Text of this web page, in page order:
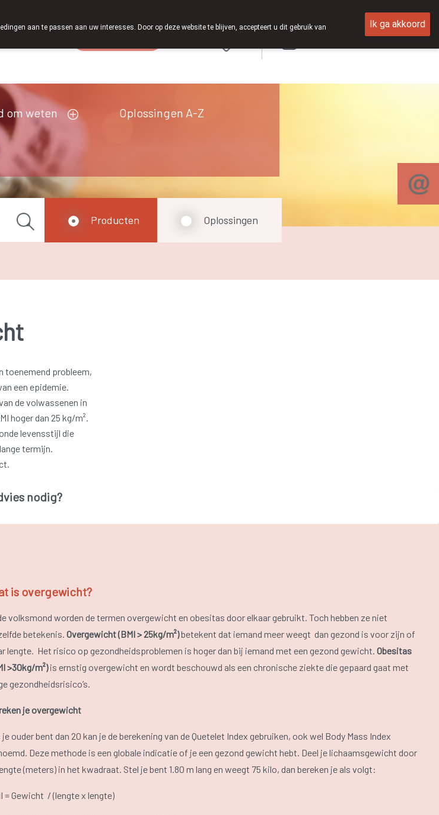
om weten Oplossingen A-Z
Producten Oplossingen
toenemend probleem,
een epidemie.
de volwassenen in
hoger dan 25 kg/m².
levensstijl die
termijn.
nodig?
is overgewicht?
volksmond worden de termen overgewicht en obesitas door elkaar gebruikt. Toch hebben ze niet
betekenis. Overgewicht (BMI > 25kg/m²)betekent dat iemand meer weegt dan gezond is voor zijn of
lengte. Het risico op gezondheidsproblemen is hoger dan bij iemand met een gezond gewicht. Obesitas
>30kg/m²)is ernstig overgewicht en wordt beschouwd als een chronische ziekte die gepaard gaat met
gezondheidsrisico’s.
je overgewicht
je ouder bent dan 20 kan je de berekening van de Quetelet Index gebruiken, ook wel Body Mass Index
Deze methode is een globale indicatie of je een gezond gewicht hebt. Deel je lichaamsgewicht door
(meters) in het kwadraat. Stel je bent 1.80 m lang en weegt 75 kilo, dan bereken je als volgt:
= Gewicht / (lengte x lengte)
aan te passen aan uw interesses. Door op deze website te blijven, accepteert u dit gebruik van
Ik ga akkoord